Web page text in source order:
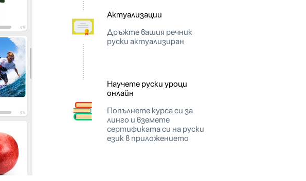
Актуализации
Дръжте вашия речник
руски актуализиран
Научете руски уроци
онлайн
Попълнете курса си за
линго и вземете
сертификата си на руски
език в приложението